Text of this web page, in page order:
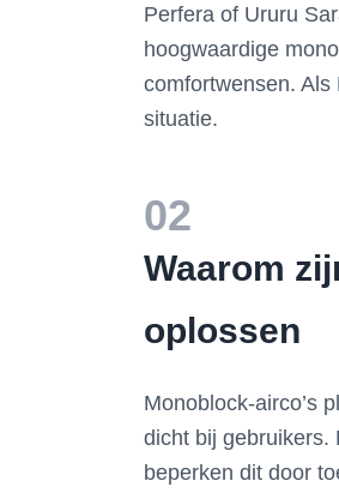
Perfera of Ururu
hoogwaardige
comfortwensen.
situatie.
02
Waarom
oplossen
Monoblock-airco’s
dicht bij gebruikers.
beperken dit door